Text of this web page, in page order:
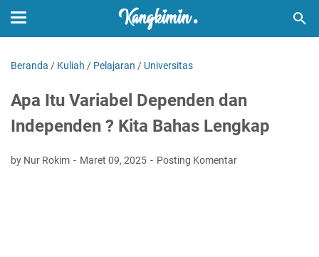
Beranda / Kuliah / Pelajaran / Universitas
Apa Itu Variabel Dependen dan
Independen ? Kita Bahas Lengkap
by Nur Rokim Maret 09, 2025 Posting Komentar